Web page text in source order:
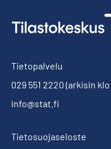
Tietopalvelu
029 551 2220 (arkisin klo
info@stat.fi
Tietosuojaseloste